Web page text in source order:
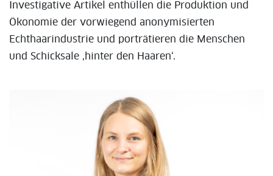
Investigative Artikel enthüllen die Produktion und
Ökonomie der vorwiegend anonymisierten
Echthaarindustrie und porträtieren die Menschen
und Schicksale ‚hinter den Haaren‘.